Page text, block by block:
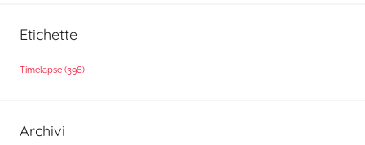
Etichette
Timelapse (396)
Archivi